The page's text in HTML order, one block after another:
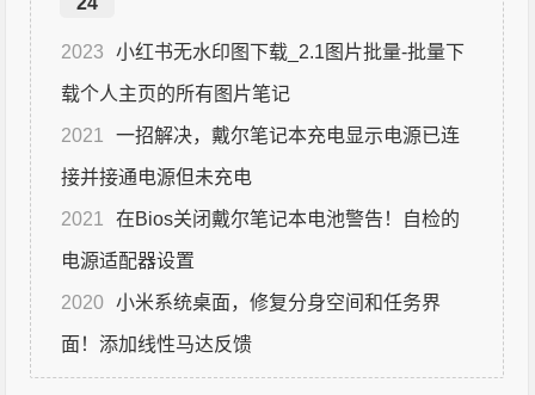
2023 小红书无水印图下载_2.1图片批量-批量下
载个人主页的所有图片笔记
2021 一招解决，戴尔笔记本充电显示电源已连
接并接通电源但未充电
2021 在Bios关闭戴尔笔记本电池警告！自检的
电源适配器设置
2020 小米系统桌面，修复分身空间和任务界
面！添加线性马达反馈